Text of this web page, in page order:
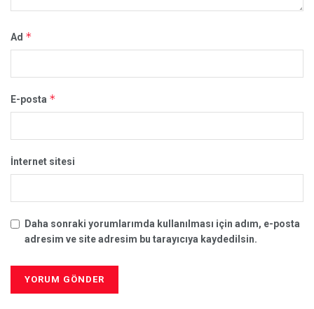
Ad *
E-posta *
İnternet sitesi
Daha sonraki yorumlarımda kullanılması için adım, e-posta
adresim ve site adresim bu tarayıcıya kaydedilsin.